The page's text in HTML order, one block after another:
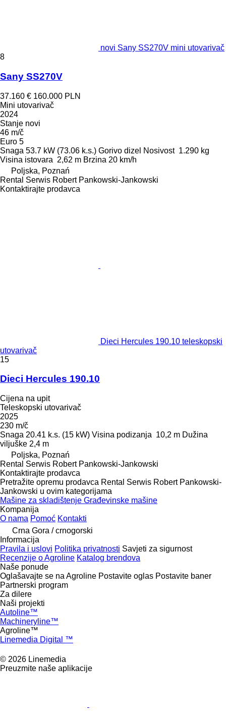
novi Sany SS270V mini utovarivač
8
Sany SS270V
37.160 € 160.000 PLN
Mini utovarivač
2024
Stanje novi
46 m/č
Euro 5
Snaga 53.7 kW (73.06 k.s.) Gorivo dizel Nosivost 1.290 kg
Visina istovara 2,62 m Brzina 20 km/h
Poljska, Poznań
Rental Serwis Robert Pankowski-Jankowski
Kontaktirajte prodavca
Dieci Hercules 190.10 teleskopski
utovarivač
15
Dieci Hercules 190.10
Cijena na upit
Teleskopski utovarivač
2025
230 m/č
Snaga 20.41 k.s. (15 kW) Visina podizanja 10,2 m Dužina
viljuške 2,4 m
Poljska, Poznań
Rental Serwis Robert Pankowski-Jankowski
Kontaktirajte prodavca
Pretražite opremu prodavca Rental Serwis Robert Pankowski-
Jankowski u ovim kategorijama
Mašine za skladištenje Građevinske mašine
Kompanija
O nama Pomoć Kontakti
Crna Gora / crnogorski
Informacija
Pravila i uslovi Politika privatnosti Savjeti za sigurnost
Recenzije o Agroline Katalog brendova
Naše ponude
Oglašavajte se na Agroline Postavite oglas Postavite baner
Partnerski program
Za dilere
Naši projekti
Autoline™
Machineryline™
Agroline™
Linemedia Digital ™
© 2026 Linemedia
Preuzmite naše aplikacije